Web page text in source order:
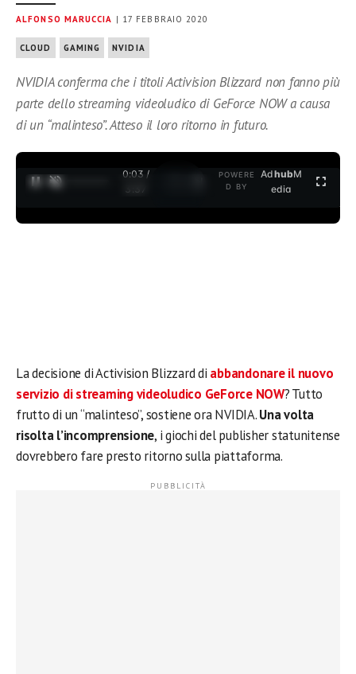
ALFONSO MARUCCIA | 17 FEBBRAIO 2020
CLOUD GAMING NVIDIA
NVIDIA conferma che i titoli Activision Blizzard non fanno più
parte dello streaming videoludico di GeForce NOW a causa
di un “malinteso”. Atteso il loro ritorno in futuro.
0:03 /
3:37
POWERE
D BY
AdhubM
edia
La decisione di Activision Blizzard di abbandonare il nuovo
servizio di streaming videoludico GeForce NOW? Tutto
frutto di un “malinteso”, sostiene ora NVIDIA.Una volta
risolta l’incomprensione, i giochi del publisher statunitense
dovrebbero fare presto ritorno sulla piattaforma.